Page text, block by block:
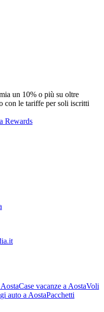
un 10% o più su oltre
con le tariffe per soli iscritti
Rewards
Case vacanze a AostaVoli
auto a AostaPacchetti